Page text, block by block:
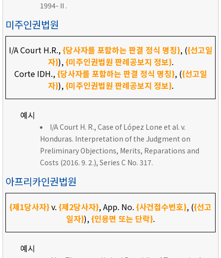
1994-Ⅱ.
미주인권법원
I/A Court H.R.,{당사자를 포함하는 판결 정식 명칭}, ({선고일
자}),{미주인권법원 판례공보지 정보}.
Corte IDH.,{당사자를 포함하는 판결 정식 명칭}, ({선고일
자}),{미주인권법원 판례공보지 정보}.
예시
I/A Court H. R., Case of López Lone et al. v.
Honduras. Interpretation of the Judgment on
Preliminary Objections, Merits, Reparations and
Costs (2016. 9. 2.), Series C No. 317.
아프리카인권법원
{제1당사자}v. {제2당사자}, App. No. {사건접수번호}, ({선고
일자}),{인용면 또는 단락}.
예시